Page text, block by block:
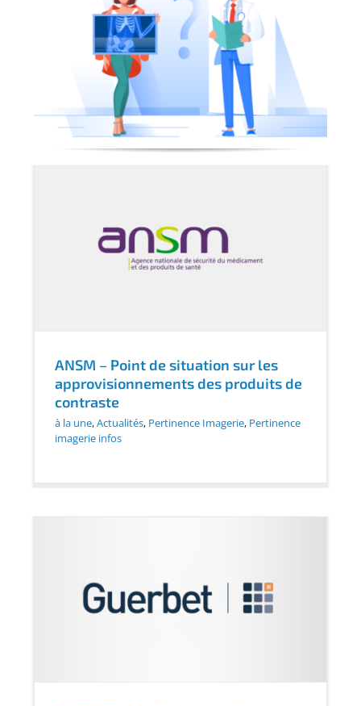
ANSM – Point de situation sur les
approvisionnements des produits de
contraste
à la une,Actualités, Pertinence Imagerie, Pertinence
imagerie infos